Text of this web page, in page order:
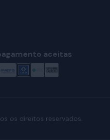
aceitas
os direitos reservados.